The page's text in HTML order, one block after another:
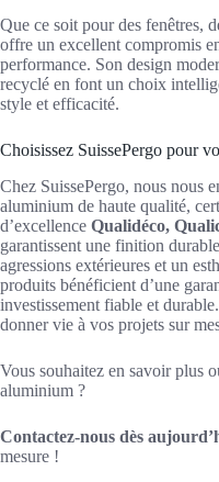
Que ce soit pour des fenêtres,
offre un excellent compromis
performance. Son design
recyclé en font un choix
style et efficacité.
Choisissez SuissePergo pour
Chez SuissePergo, nous nous
aluminium de haute qualité,
d’excellence Qualidéco,
garantissent une finition
agressions extérieures et un
produits bénéficient d’une
investissement fiable et
donner vie à vos projets sur
Vous souhaitez en savoir plus
aluminium ?
Contactez-nous dès
mesure !